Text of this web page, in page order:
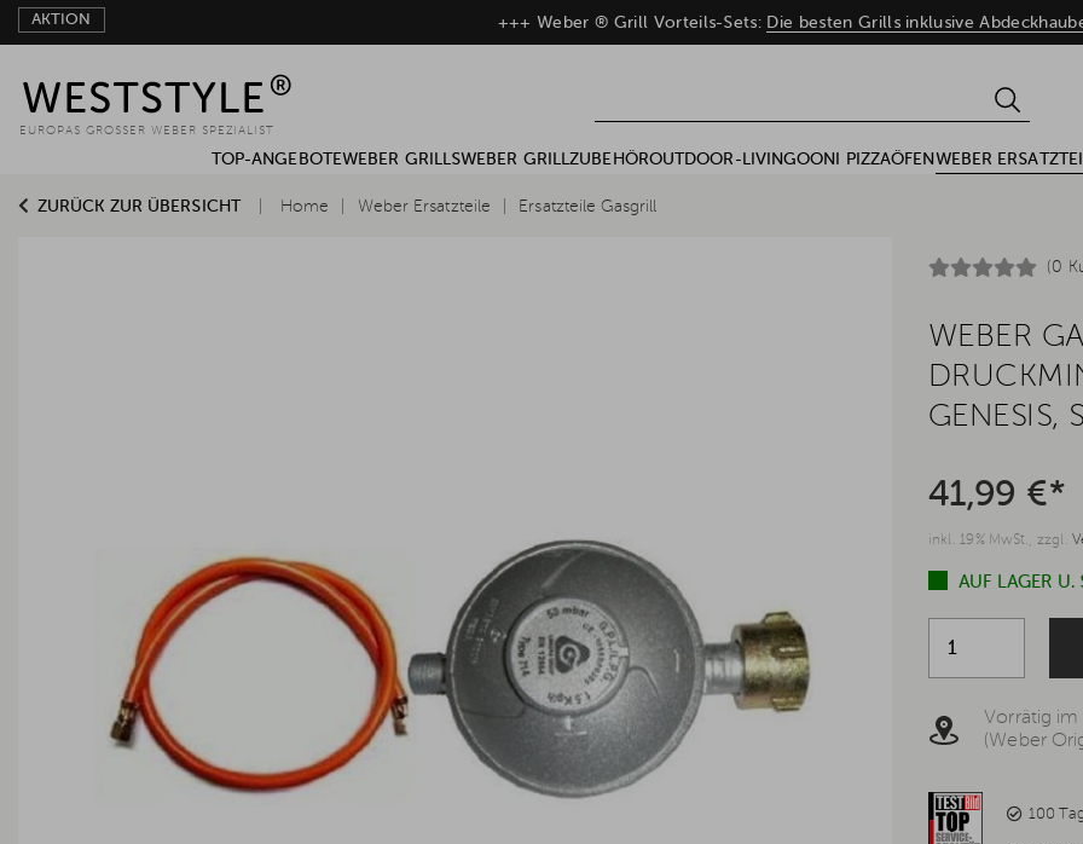
AKTION +++ Weber ® Grill Vorteils-Sets: Die besten Grills inklusive
EUROPAS GROSSER WEBER SPEZIALIST
TOP-ANGEBOTEWEBER GRILLSWEBER GRILLZUBEHÖROUTDOOR-LIVINGOONI PIZZAÖFEN WEBER
ZURÜCK ZUR ÜBERSICHT Home Weber Ersatzteile Ersatzteile Gasgrill
(0
WEBER
GENESIS,
41,99 €*
inkl. 19% MwSt., zzgl.
AUF LAGER U.
Vorrätig
(Weber
100